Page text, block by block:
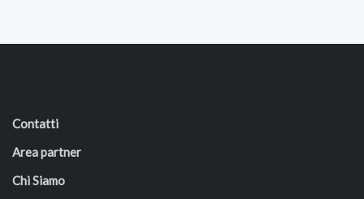
Contatti
Area partner
Chi Siamo